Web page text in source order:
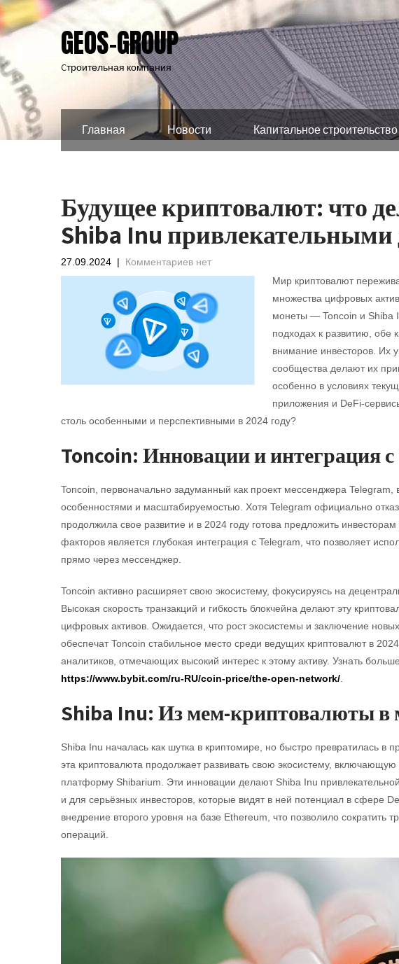
GEOS-GROUP
Cтроительная компания
Главная Новости Капитальное строительство
Будущее криптовалют: что
Shiba Inu привлекательными
27.09.2024 | Комментариев нет
Мир криптовалют
множества цифровых
монеты — Toncoin и Shiba
подходах к развитию, обе
внимание инвесторов. Их
сообщества делают их
особенно в условиях
приложения и DeFi-
столь особенными и перспективными в 2024 году?
Toncoin: Инновации и интеграция
Toncoin, первоначально задуманный как проект мессенджера Telegram,
особенностями и масштабируемостью. Хотя Telegram официально
продолжила свое развитие и в 2024 году готова предложить
факторов является глубокая интеграция с Telegram, что позволяет
прямо через мессенджер.
Toncoin активно расширяет свою экосистему, фокусируясь на
Высокая скорость транзакций и гибкость блокчейна делают эту
цифровых активов. Ожидается, что рост экосистемы и заключение
обеспечат Toncoin стабильное место среди ведущих криптовалют в
аналитиков, отмечающих высокий интерес к этому активу. Узнать
https://www.bybit.com/ru-RU/coin-price/the-open-network/
Shiba Inu: Из мем-криптовалюты
Shiba Inu началась как шутка в криптомире, но быстро превратилась в
эта криптовалюта продолжает развивать свою экосистему,
платформу Shibarium. Эти инновации делают Shiba Inu
и для серьёзных инвесторов, которые видят в ней потенциал в сфере
внедрение второго уровня на базе Ethereum, что позволило сократить
операций.